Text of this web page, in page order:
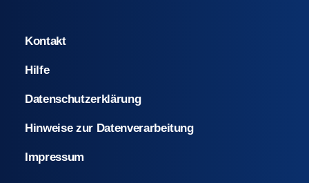
Kontakt
Hilfe
Datenschutzerklärung
Hinweise zur Datenverarbeitung
Impressum